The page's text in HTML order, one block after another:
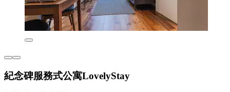
紀念碑服務式公寓LovelyStay